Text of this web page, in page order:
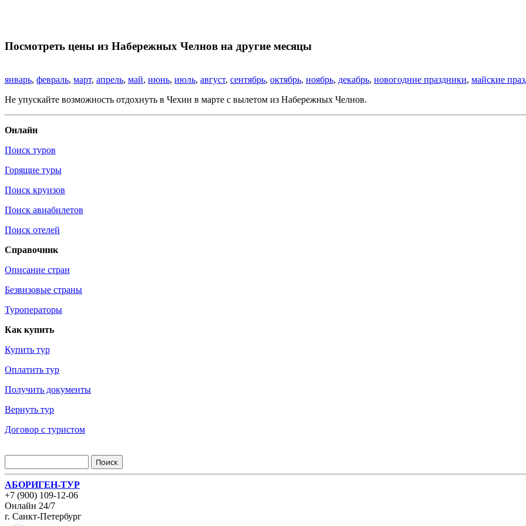
Посмотреть цены из Набережных Челнов на другие месяцы
январь, февраль, март, апрель, май, июнь, июль, август, сентябрь, октябрь, ноябрь, декабрь, новогодние праздники, майские
Не упускайте возможность отдохнуть в Чехии в марте с вылетом из Набережных Челнов.
Онлайн
Поиск туров
Горящие туры
Поиск круизов
Поиск авиабилетов
Поиск отелей
Справочник
Описание стран
Безвизовые страны
Туроператоры
Как купить
Купить тур
Оплатить тур
Получить документы
Вернуть тур
Договор с туристом
АБОРИГЕН-ТУР
+7 (900) 109-12-06
Онлайн 24/7
г. Санкт-Петербург